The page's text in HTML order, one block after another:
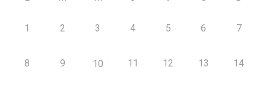
1 2 3 4 5 6 7
8 9 10 11 12 13 14